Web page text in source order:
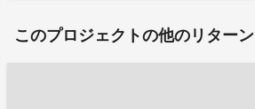
このプロジェクトの他のリターン